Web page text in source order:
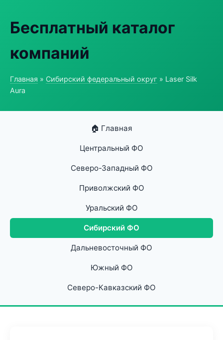
Бесплатный каталог
компаний
Главная » Сибирский федеральный округ » Laser Silk
Aura
🏠 Главная
Центральный ФО
Северо-Западный ФО
Приволжский ФО
Уральский ФО
Сибирский ФО
Дальневосточный ФО
Южный ФО
Северо-Кавказский ФО